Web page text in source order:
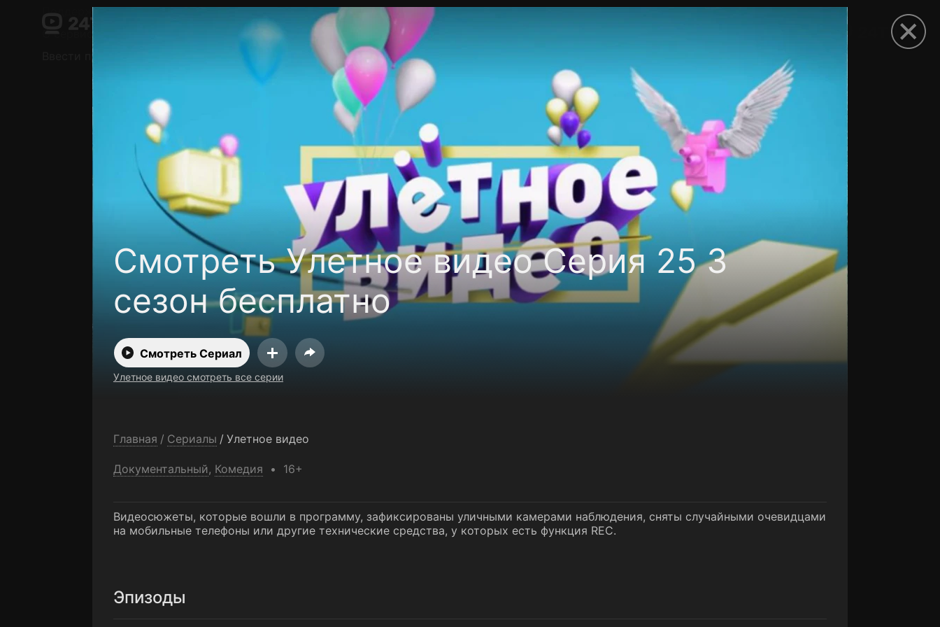
Смотреть Улетное видео Серия 25 3
сезон бесплатно
Смотреть Сериал
Улетное видео смотреть все серии
Главная / Сериалы / Улетное видео
Документальный, Комедия 16+
Видеосюжеты, которые вошли в программу, зафиксированы уличными камерами наблюдения, сняты случайными очевидцами
на мобильные телефоны или другие технические средства, у которых есть функция REC.
Эпизоды
Поддержка:support@24h.tv
Политика конфиденциальности
Ввести промокод
Бесплатные каналы Контакты